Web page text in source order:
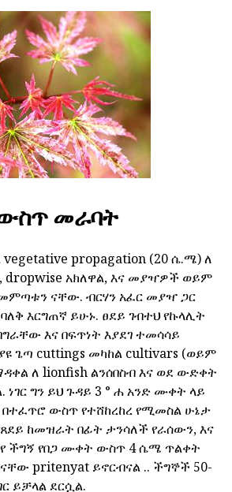
መራባት
propagation (20 ሴ.ሜ) ለ
አክለዋል, እና መያዣዎች ወይም
ናቸው. ብርሃን አፈር መያዣ ጋር
እርግጠኛ ይሁኑ. ፀደይ ገብተህ የኩላሊት
እና በፍጥነት እያደገ ተመሳሳይ
ጌጣ cuttings መካከል cultivars (ወይም
ለ lionfish ልንሰበስብ እና ወደ ውድቀት
ግን ይህ ጉዳይ 3 ° ሐ አንድ ሙቀት ላይ
ውስጥ የተሸከረከረ የሚመስል ሁኔታ
ከመዝራት በፊት ታንሳለች የራሰውን, እና
ችግኝ የበጋ ሙቀት ውስጥ 4 ሴሜ ጥልቀት
pritenyat ይኖርብናል .. ችግኞች 50-
ይቻላል ደርሷል.